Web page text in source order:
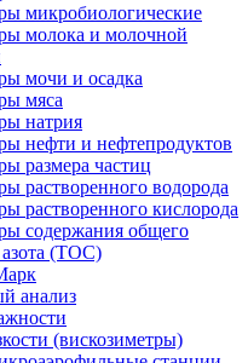
микробиологические
молока и молочной
мочи и осадка
мяса
натрия
нефти и нефтепродуктов
размера частиц
растворенного водорода
растворенного кислорода
содержания общего
азота (ТОС)
анализ
(вискозиметры)